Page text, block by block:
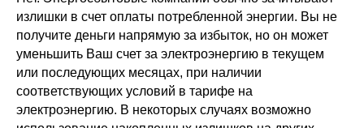
излишки в счет оплаты потребленной энергии. Вы не
получите деньги напрямую за избыток, но он может
уменьшить Ваш счет за электроэнергию в текущем
или последующих месяцах, при наличии
соответствующих условий в тарифе на
электроэнергию. В некоторых случаях возможно